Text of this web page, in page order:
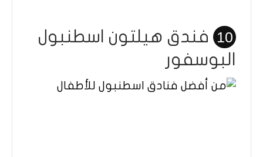
10
فندق هيلتون اسطنبول
البوسفور